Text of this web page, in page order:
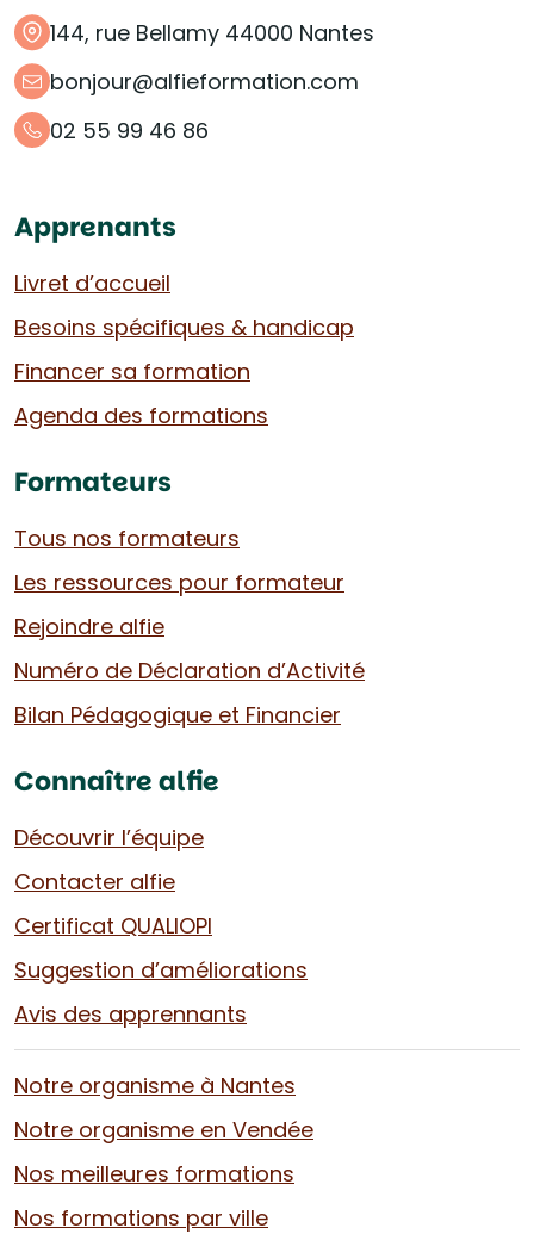
144, rue Bellamy 44000 Nantes
bonjour@alfieformation.com
02 55 99 46 86
Apprenants
Livret d’accueil
Besoins spécifiques & handicap
Financer sa formation
Agenda des formations
Formateurs
Tous nos formateurs
Les ressources pour formateur
Rejoindre alfie
Numéro de Déclaration d’Activité
Bilan Pédagogique et Financier
Connaître alfie
Découvrir l’équipe
Contacter alfie
Certificat QUALIOPI
Suggestion d’améliorations
Avis des apprennants
Notre organisme à Nantes
Notre organisme en Vendée
Nos meilleures formations
Nos formations par ville